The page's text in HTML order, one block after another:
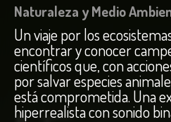
Naturaleza y Medio
Un viaje por los
encontrar y conocer
científicos que, con
por salvar especies
está comprometida. Una
hiperrealista con sonido